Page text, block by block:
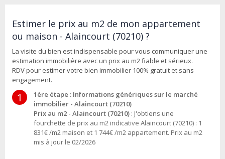
Estimer le prix au m2 de mon appartement
ou maison - Alaincourt (70210) ?
La visite du bien est indispensable pour vous communiquer une
estimation immobilière avec un prix au m2 fiable et sérieux.
RDV pour estimer votre bien immobilier 100% gratuit et sans
engagement.
1
1ère étape : Informations génériques sur le marché
immobilier - Alaincourt (70210)
Prix au m2 - Alaincourt (70210) : J'obtiens une
fourchette de prix au m2 indicative Alaincourt (70210) : 1
831€ /m2 maison et 1 744€ /m2 appartement. Prix au m2
mis à jour le 02/2026